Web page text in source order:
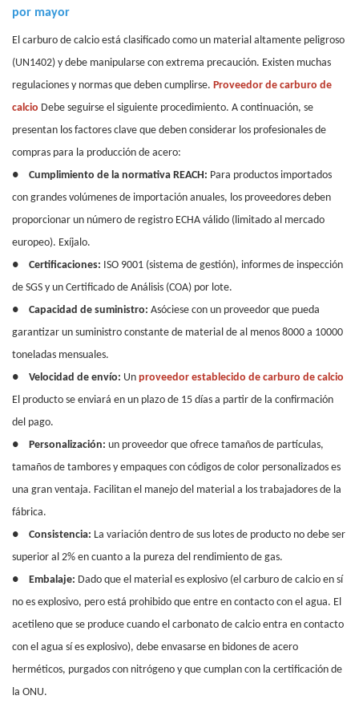
por mayor
El carburo de calcio está clasificado como un material altamente peligroso
(UN1402) y debe manipularse con extrema precaución. Existen muchas
regulaciones y normas que deben cumplirse. Proveedor de carburo de
calcio Debe seguirse el siguiente procedimiento. A continuación, se
presentan los factores clave que deben considerar los profesionales de
compras para la producción de acero:
●
Cumplimiento de la normativa REACH: Para productos importados
con grandes volúmenes de importación anuales, los proveedores deben
proporcionar un número de registro ECHA válido (limitado al mercado
europeo). Exíjalo.
●
Certificaciones: ISO 9001 (sistema de gestión), informes de inspección
de SGS y un Certificado de Análisis (COA) por lote.
●
Capacidad de suministro: Asóciese con un proveedor que pueda
garantizar un suministro constante de material de al menos 8000 a 10000
toneladas mensuales.
●
Velocidad de envío: Un proveedor establecido de carburo de calcio
El producto se enviará en un plazo de 15 días a partir de la confirmación
del pago.
●
Personalización: un proveedor que ofrece tamaños de partículas,
tamaños de tambores y empaques con códigos de color personalizados es
una gran ventaja. Facilitan el manejo del material a los trabajadores de la
fábrica.
●
Consistencia: La variación dentro de sus lotes de producto no debe ser
superior al 2% en cuanto a la pureza del rendimiento de gas.
●
Embalaje: Dado que el material es explosivo (el carburo de calcio en sí
no es explosivo, pero está prohibido que entre en contacto con el agua. El
acetileno que se produce cuando el carbonato de calcio entra en contacto
con el agua sí es explosivo), debe envasarse en bidones de acero
herméticos, purgados con nitrógeno y que cumplan con la certificación de
la ONU.